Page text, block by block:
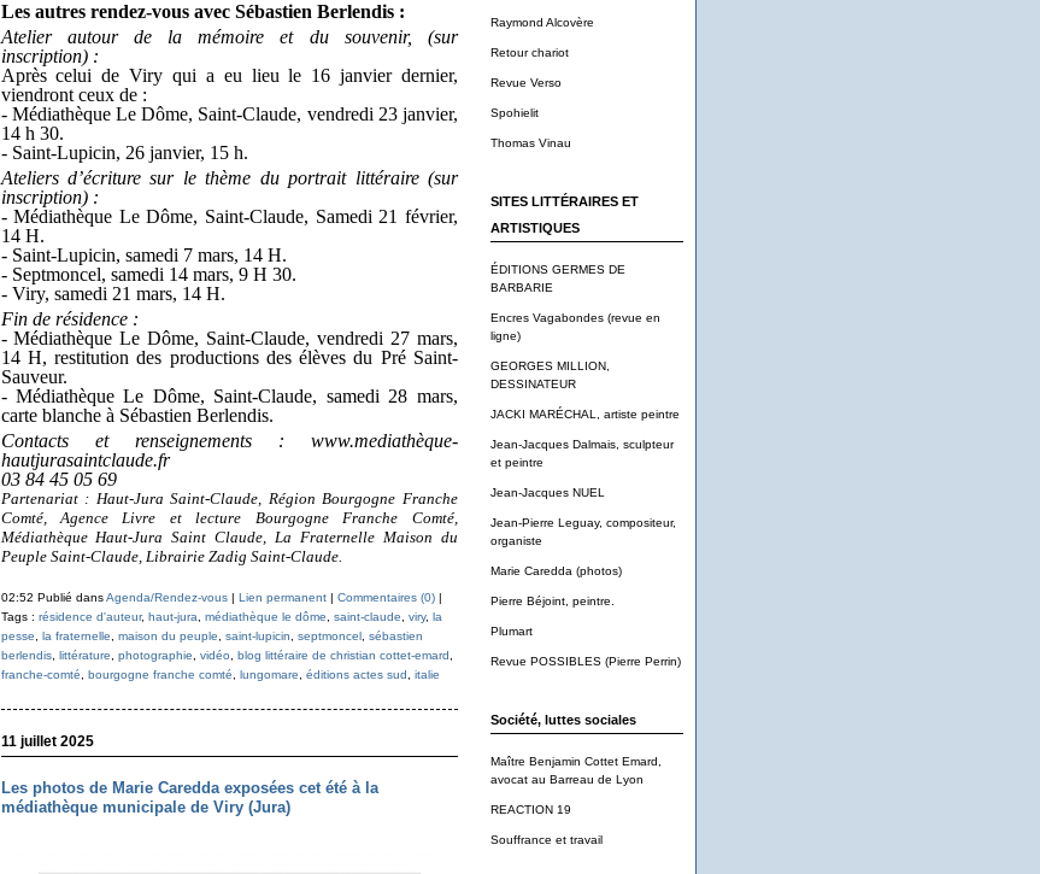
Raymond Alcovère
Retour chariot
Revue Verso
Spohielit
Thomas Vinau
SITES LITTÉRAIRES ET
ARTISTIQUES
ÉDITIONS GERMES DE
BARBARIE
Encres Vagabondes (revue en
ligne)
GEORGES MILLION,
DESSINATEUR
JACKI MARÉCHAL, artiste peintre
Jean-Jacques Dalmais, sculpteur
et peintre
Jean-Jacques NUEL
Jean-Pierre Leguay, compositeur,
organiste
Marie Caredda (photos)
Pierre Béjoint, peintre.
Plumart
Revue POSSIBLES (Pierre Perrin)
Société, luttes sociales
Maître Benjamin Cottet Emard,
avocat au Barreau de Lyon
REACTION 19
Souffrance et travail
Les autres rendez-vous avec Sébastien Berlendis :
Atelier autour de la mémoire et du souvenir, (sur
inscription) :
Après celui de Viry qui a eu lieu le 16 janvier dernier,
viendront ceux de :
- Médiathèque Le Dôme, Saint-Claude, vendredi 23 janvier,
14 h 30.
- Saint-Lupicin, 26 janvier, 15 h.
Ateliers d’écriture sur le thème du portrait littéraire (sur
inscription) :
- Médiathèque Le Dôme, Saint-Claude, Samedi 21 février,
14 H.
- Saint-Lupicin, samedi 7 mars, 14 H.
- Septmoncel, samedi 14 mars, 9 H 30.
- Viry, samedi 21 mars, 14 H.
Fin de résidence :
- Médiathèque Le Dôme, Saint-Claude, vendredi 27 mars,
14 H, restitution des productions des élèves du Pré Saint-
Sauveur.
- Médiathèque Le Dôme, Saint-Claude, samedi 28 mars,
carte blanche à Sébastien Berlendis.
Contacts et renseignements : www.mediathèque-
hautjurasaintclaude.fr
03 84 45 05 69
Partenariat : Haut-Jura Saint-Claude, Région Bourgogne Franche
Comté, Agence Livre et lecture Bourgogne Franche Comté,
Médiathèque Haut-Jura Saint Claude, La Fraternelle Maison du
Peuple Saint-Claude, Librairie Zadig Saint-Claude.
02:52 Publié dansAgenda/Rendez-vous| Lien permanent| Commentaires (0)|
Tags : résidence d'auteur, haut-jura, médiathèque le dôme, saint-claude, viry, la
pesse, la fraternelle, maison du peuple, saint-lupicin, septmoncel, sébastien
berlendis, littérature, photographie, vidéo, blog littéraire de christian cottet-emard,
franche-comté, bourgogne franche comté, lungomare, éditions actes sud, italie
11 juillet 2025
Les photos de Marie Caredda exposées cet été à la
médiathèque municipale de Viry (Jura)